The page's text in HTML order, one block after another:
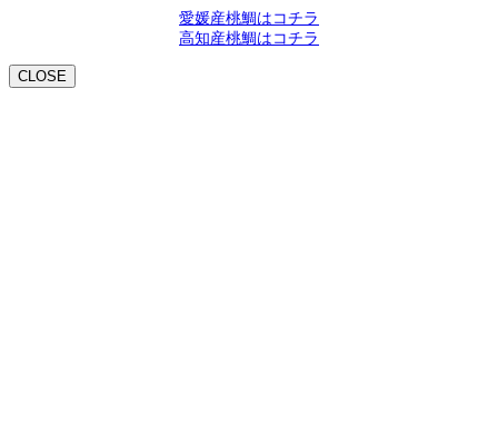
愛媛産桃鯛はコチラ
高知産桃鯛はコチラ
CLOSE